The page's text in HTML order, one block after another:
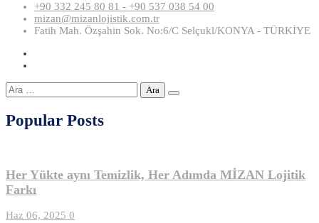
+90 332 245 80 81 - +90 537 038 54 00
mizan@mizanlojistik.com.tr
Fatih Mah. Özşahin Sok. No:6/C Selçukl/KONYA - TÜRKİYE
Arama:
Popular Posts
Her Yükte aynı Temizlik, Her Adımda MİZAN Lojitik
Farkı
Haz 06, 2025 0